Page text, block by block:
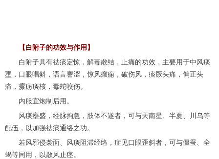
【白附子的功效与作用】
白附子具有祛痰定惊，解毒散结，止痛的功效，主要用于中风痰
壅，口眼唱斜，语言謇涩，惊风癫痫，破伤风，痰厥头痛，偏正头
痛，瘰疬痰核，毒蛇咬伤。
内服宜炮制后用。
风痰壅盛，经脉拘急，肢体不遂者，可与天南星、半夏、川乌等
配伍，以加强祛痰通络之功。
若风邪侵袭面、风痰阻滞经络，症见口眼歪斜者，可与僵蚕、全
蝎等同用，以散风止痉。